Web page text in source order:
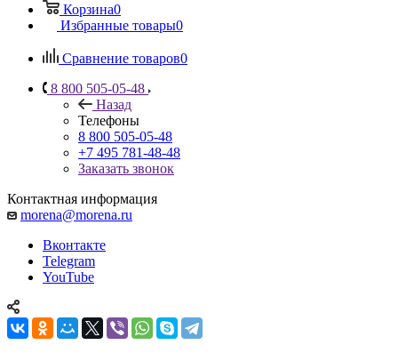
Корзина0
Избранные товары0
Сравнение товаров0
8 800 505-05-48
Назад
Телефоны
8 800 505-05-48
+7 495 781-48-48
Заказать звонок
Контактная информация
morena@morena.ru
Вконтакте
Telegram
YouTube